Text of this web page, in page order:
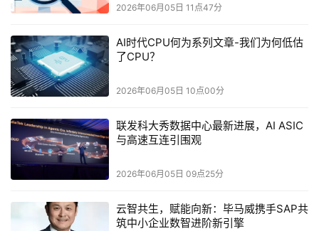
适配KV Cache访问特性的核心基础，从数据处理和传输路
件系统需要经过KV到文件协议的转换翻译、内核调用、元
数据访问等8层复杂路径，WQS完全消除了文件系统抽象，
摒弃POSIX接口与文件、目录命名空间，采用与推理引擎追
存储成为GPU HBM的透明延伸，从根源上避免了KV Cache
与文件系统的结构性IO模式不匹配。
同时，WQS构建了专为小型随机IO设计的分布式KV
Engine，内部通过一致性哈希实现块放置、分布式查找和逐
层块寻址，不依赖于通用存储系统的任何既有能力；数据传
2026年06月05日 11点47分
AI时代CPU何为系列文章-我们为何低估
了CPU？
2026年06月05日 10点00分
联发科大秀数据中心最新进展，AI ASIC
与高速互连引围观
2026年06月05日 09点25分
云智共生，赋能向新：毕马威携手SAP共
筑中小企业数智进阶新引擎